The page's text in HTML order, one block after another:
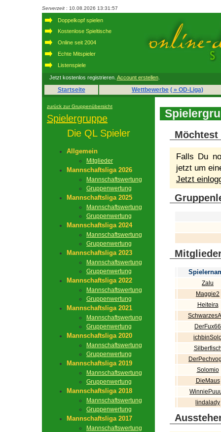
Serverzeit : 10.08.2026 13:31:57
Doppelkopf spielen
Kostenlose Spieltische
Online seit 2004
Echte Mitspieler
Listenspiele
Jetzt kostenlos registrieren. Account erstellen.
Startseite Wettbewerbe ( » OD-Liga)
zurück zur Gruppenübersicht
Spielergruppe
Die QL Spieler
Allgemein
Mitglieder
Mannschaftsliga 2026
Mannschaftswertung
Gruppenwertung
Mannschaftsliga 2025
Mannschaftswertung
Gruppenwertung
Mannschaftsliga 2024
Mannschaftswertung
Gruppenwertung
Mannschaftsliga 2023
Mannschaftswertung
Gruppenwertung
Mannschaftsliga 2022
Mannschaftswertung
Gruppenwertung
Mannschaftsliga 2021
Mannschaftswertung
Gruppenwertung
Mannschaftsliga 2020
Mannschaftswertung
Gruppenwertung
Mannschaftsliga 2019
Mannschaftswertung
Gruppenwertung
Mannschaftsliga 2018
Mannschaftswertung
Gruppenwertung
Mannschaftsliga 2017
Mannschaftswertung
Möchtest
Falls Du
jetzt um
Jetzt
Zalu
Maggie2
Heiteira
DerFux66
Solomio
DieMaus
lindalady